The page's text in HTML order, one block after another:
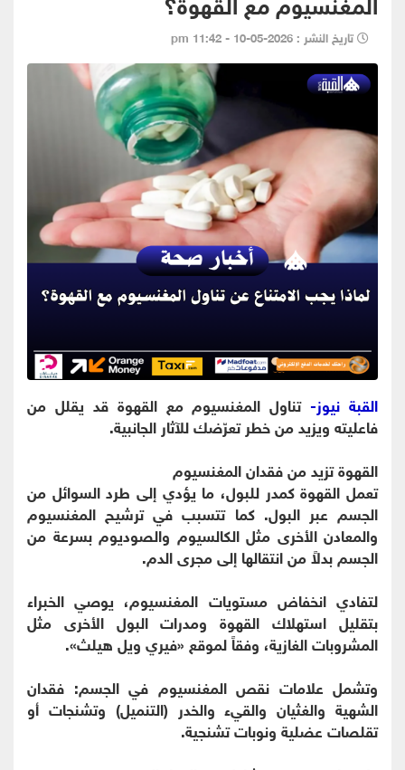
تاريخ النشر : 2026-05-10 - 11:42 pm
القبة نيوز-تناول المغنسيوم مع القهوة قد يقلل من
فاعليته ويزيد من خطر تعرّضك للآثار الجانبية.
القهوة تزيد من فقدان المغنسيوم
تعمل القهوة كمدر للبول، ما يؤدي إلى طرد السوائل من
الجسم عبر البول. كما تتسبب في ترشيح المغنسيوم
والمعادن الأخرى مثل الكالسيوم والصوديوم بسرعة من
الجسم بدلاً من انتقالها إلى مجرى الدم.
لتفادي انخفاض مستويات المغنسيوم، يوصي الخبراء
بتقليل استهلاك القهوة ومدرات البول الأخرى مثل
المشروبات الغازية، وفقاً لموقع «فيري ويل هيلث».
وتشمل علامات نقص المغنسيوم في الجسم: فقدان
الشهية والغثيان والقيء والخدر (التنميل) وتشنجات أو
تقلصات عضلية ونوبات تشنجية.